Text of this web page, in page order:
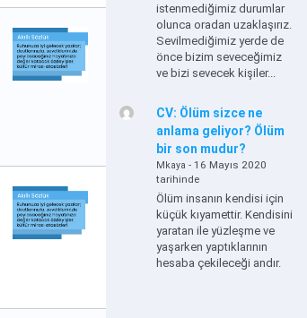
istenmediğimiz durumlar
olunca oradan uzaklaşırız.
Sevilmediğimiz yerde de
önce bizim seveceğimiz
ve bizi sevecek kişiler...
CV: Ölüm sizce ne
anlama geliyor? Ölüm
bir son mudur?
Mkaya - 16 Mayıs 2020
tarihinde
Ölüm insanın kendisi için
küçük kıyamettir. Kendisini
yaratan ile yüzleşme ve
yaşarken yaptıklarının
hesaba çekileceği andır.